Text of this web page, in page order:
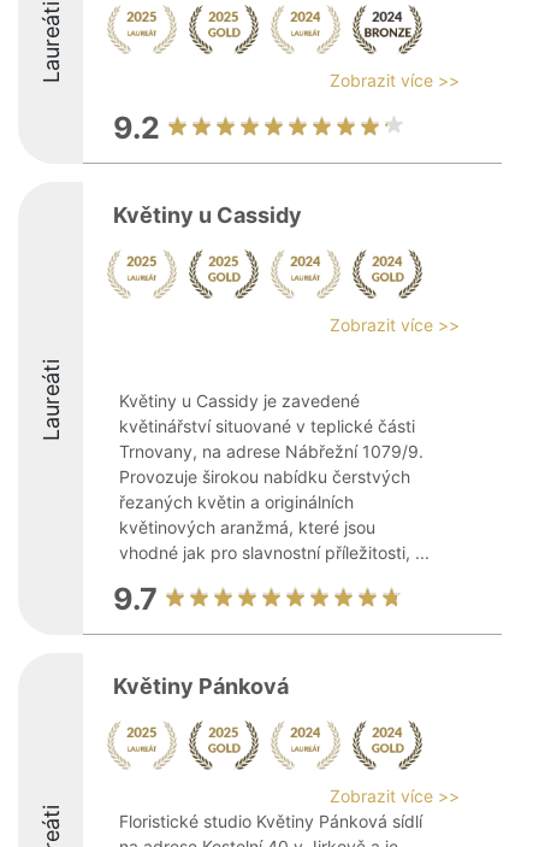
Laureáti Zobrazit více >>
9.2
Laureáti
Květiny u Cassidy
Zobrazit více >>
Květiny u Cassidy je zavedené
květinářství situované v teplické části
Trnovany, na adrese Nábřežní 1079/9.
Provozuje širokou nabídku čerstvých
řezaných květin a originálních
květinových aranžmá, které jsou
vhodné jak pro slavnostní příležitosti, ...
9.7
Květiny Pánková
Zobrazit více >>
Floristické studio Květiny Pánková sídlí